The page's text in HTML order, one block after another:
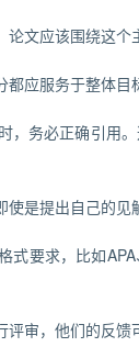
文应该围绕这个
应服务于整体目
，务必正确引用
是提出自己的见
式要求，比如
审，他们的反馈